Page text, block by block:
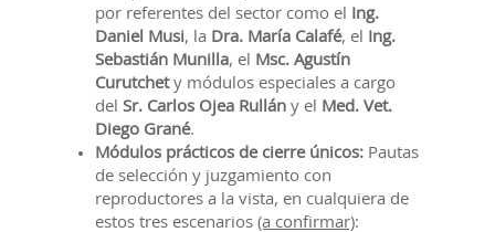
por referentes del sector como el
Ing.
Daniel Musi, la Dra. María Calafé, el
Ing.
Sebastián Munilla, el
Msc. Agustín
Curutchety módulos especiales a cargo
del Sr. Carlos Ojea Rullán y el
Med. Vet.
Diego Grané.
Módulos prácticos de cierre únicos: Pautas
de selección y juzgamiento con
reproductores a la vista, en cualquiera de
estos tres escenarios (a confirmar):